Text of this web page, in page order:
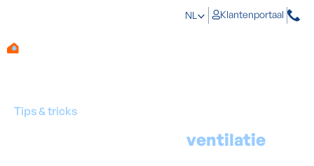
NL Klantenportaal
Tips & tricks
ventilatie